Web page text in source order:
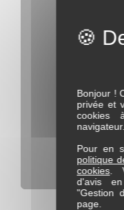
Chevet
Bonjour !
privée et
cookies
navigateur.
Pour en
politique
cookies.
d'avis
"Gestion
page.